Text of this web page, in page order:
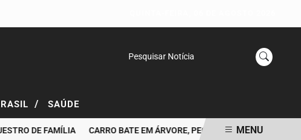
Pesquisar Notícia
/ SAÚDE
DE FAMÍLIA CARRO BATE EM ÁRVORE, PEGA FOGO E MOTORISTA
MENU